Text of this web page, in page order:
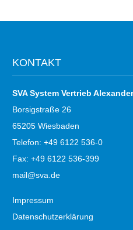
KONTAKT
SVA System Vertrieb
Borsigstraße 26
65205 Wiesbaden
Telefon: +49 6122 536-0
Fax: +49 6122 536-399
mail@sva.de
Impressum
Datenschutzerklärung